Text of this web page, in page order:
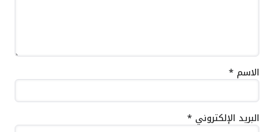
الاسم *
البريد الإلكتروني *